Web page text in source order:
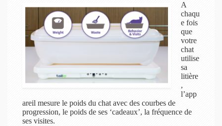
A
chaqu
e fois
que
votre
chat
utilise
sa
litière
,
l’app
areil mesure le poids du chat avec des courbes de
progression, le poids de ses ‘cadeaux’, la fréquence de
ses visites.